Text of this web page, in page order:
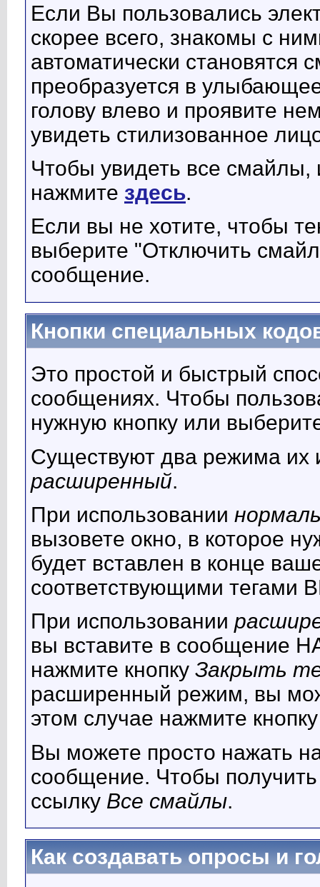
Если Вы пользовались
скорее всего, знакомы с
автоматически
преобразуется в
голову влево и проявите
увидеть стилизованное
Чтобы увидеть все
нажмите здесь.
Если вы не хотите, чтобы
выберите "Отключить
сообщение.
Кнопки специальных
Это простой и быстрый
сообщениях. Чтобы
нужную кнопку или
Существуют два режима их
расширенный.
При использовании
вызовете окно, в которое
будет вставлен в конце
соответствующими тегами
При использовании
вы вставите в сообщение
нажмите кнопку Закрыть
расширенный режим, вы
этом случае нажмите
Вы можете просто нажать
сообщение. Чтобы
ссылку Все смайлы.
Как создавать опросы и